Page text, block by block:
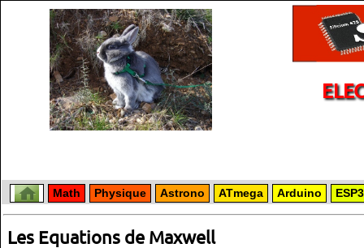
Math Physique Astrono ATmega Arduino
Les Equations de Maxwell